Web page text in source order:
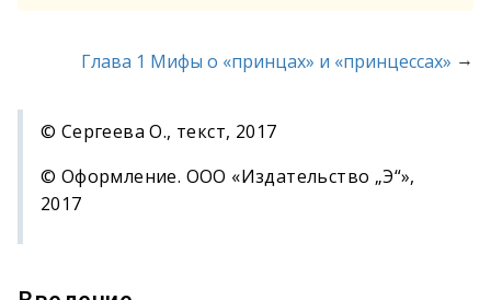
Глава 1 Мифы о «принцах» и «принцессах» →
© Сергеева О., текст, 2017
© Оформление. ООО «Издательство „Э“»,
2017